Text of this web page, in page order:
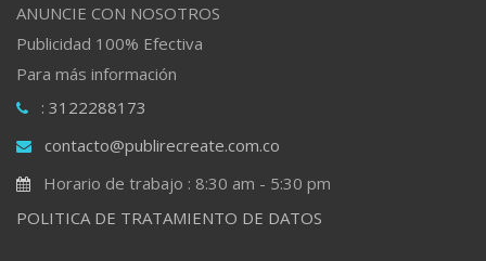
ANUNCIE CON NOSOTROS
Publicidad 100% Efectiva
Para más información
: 3122288173
contacto@publirecreate.com.co
Horario de trabajo : 8:30 am - 5:30 pm
POLITICA DE TRATAMIENTO DE DATOS